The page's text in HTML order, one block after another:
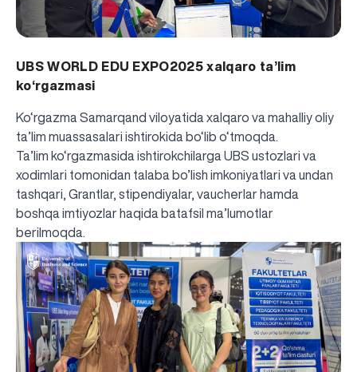
UBS WORLD EDU EXPO2025 xalqaro ta’lim
ko‘rgazmasi
Ko‘rgazma Samarqand viloyatida xalqaro va mahalliy oliy
ta’lim muassasalari ishtirokida bo‘lib o‘tmoqda.
Ta’lim ko‘rgazmasida ishtirokchilarga UBS ustozlari va
xodimlari tomonidan talaba bo’lish imkoniyatlari va undan
tashqari, Grantlar, stipendiyalar, vaucherlar hamda
boshqa imtiyozlar haqida batafsil ma’lumotlar
berilmoqda.